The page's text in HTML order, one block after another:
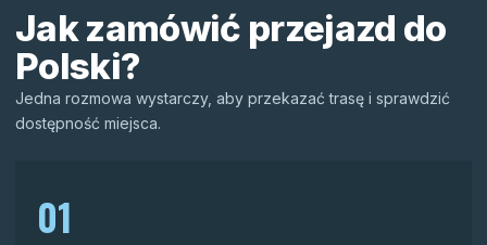
Jak zamówić przejazd do
Polski?
Jedna rozmowa wystarczy, aby przekazać trasę i sprawdzić
dostępność miejsca.
01